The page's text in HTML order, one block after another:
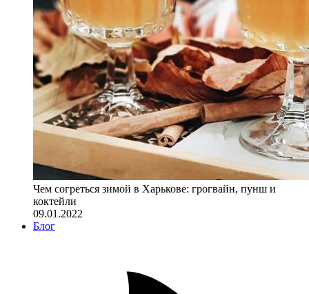
Чем согреться зимой в Харькове: грогвайн, пунш и
коктейли
09.01.2022
Блог